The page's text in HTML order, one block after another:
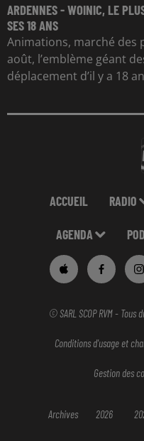
ARDENNES - WOINIC, LE
SES 18 ANS
Animations, marché des
août, l’emblème géant
déplacement d’il y a 18
ACCUEIL RADIO
AGENDA
© SARL SCOP RVM - Tous
Conditions d'usage et
Gestion des
Archives 2026